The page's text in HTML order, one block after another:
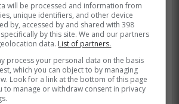
surRumeurs De
Transaction
will be processed and information from
unique identifiers, and other device
by, accessed by and shared with 398
by this site. We and our partners
data. List of partners.
process your personal data on the basis
which you can object to by managing
Look for a link at the bottom of this page
to manage or withdraw consent in privacy